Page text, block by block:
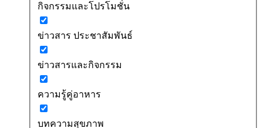
กิจกรรมและโปรโมชั่น
ข่าวสาร ประชาสัมพันธ์
ข่าวสารและกิจกรรม
ความรู้คู่อาหาร
บทความสุขภาพ